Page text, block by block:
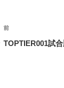
投
稿
前
の
前
TOPTIER001試合